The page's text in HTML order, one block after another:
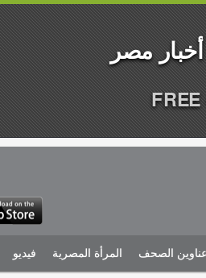
الصحف المرأة المصرية فيديو